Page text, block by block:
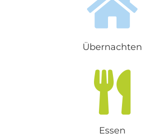
Übernachten
Essen